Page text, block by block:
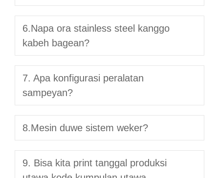
6.Napa ora stainless steel kanggo
kabeh bagean?
7. Apa konfigurasi peralatan
sampeyan?
8.Mesin duwe sistem weker?
9. Bisa kita print tanggal produksi